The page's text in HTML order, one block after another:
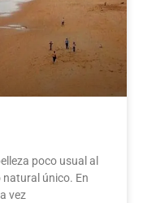
poco usual al
único. En
vez